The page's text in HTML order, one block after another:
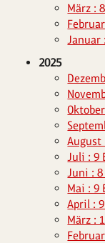
März :
Januar
2025
August
Juli : 9
Juni :
Mai : 9
April :
März :